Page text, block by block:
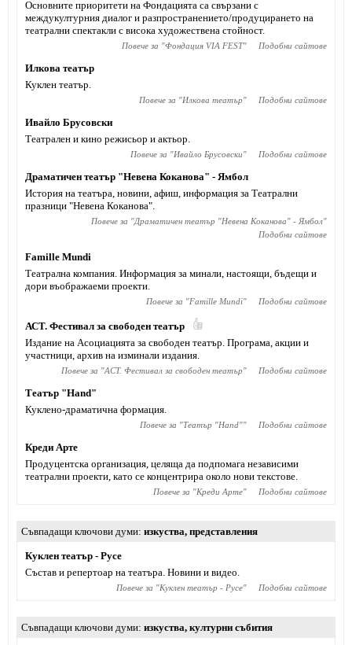
Основните приоритети на Фондацията са свързани с
междукултурния диалог и разпространението/продуцирането на
театрални спектакли с висока художествена стойност.
Повече за "Фондация VIA FEST" Подобни сайтове
Илкова театър
Куклен театър.
Повече за "Илкова театър" Подобни сайтове
Ивайло Брусовски
Театрален и кино режисьор и актьор.
Повече за "Ивайло Брусовски" Подобни сайтове
Драматичен театър "Невена Коканова" - Ямбол
История на театъра, новини, афиш, информация за Театрални
празници "Невена Коканова".
Повече за "Драматичен театър "Невена Коканова" - Ямбол"
Подобни сайтове
Famille Mundi
Театрална компания. Информация за минали, настоящи, бъдещи и
дори въображаеми проекти.
Повече за "Famille Mundi" Подобни сайтове
АСТ. Фестивал за свободен театър
Издание на Асоциацията за свободен театър. Програма, акции и
участници, архив на изминали издания.
Повече за "АСТ. Фестивал за свободен театър" Подобни сайтове
Театър "Hand"
Куклено-драматична формация.
Повече за "Театър "Hand"" Подобни сайтове
Креди Арте
Продуцентска организация, целяща да подпомага независими
театрални проекти, като се концентрира около нови текстове.
Повече за "Креди Арте" Подобни сайтове
Съвпадащи ключови думи изкуства, представления
Куклен театър - Русе
Състав и репертоар на театъра. Новини и видео.
Повече за "Куклен театър - Русе" Подобни сайтове
Съвпадащи ключови думи изкуства, културни събития